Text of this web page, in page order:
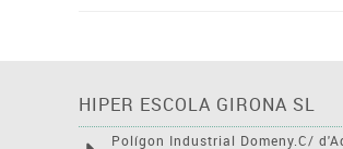
HIPER ESCOLA GIRONA SL
Polígon Industrial Domeny.C/